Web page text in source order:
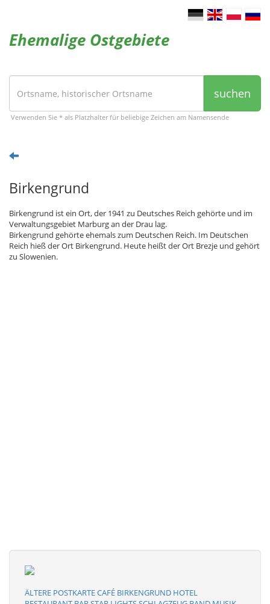
Ehemalige Ostgebiete
suchen
Verwenden Sie * als Platzhalter für beliebige Zeichen am Namensende
Birkengrund
Birkengrund ist ein Ort, der 1941 zu Deutsches Reich gehörte und im
Verwaltungsgebiet Marburg an der Drau lag.
Birkengrund gehörte ehemals zum Deutschen Reich. Im Deutschen
Reich hieß der Ort Birkengrund. Heute heißt der Ort Brezje und gehört
zu Slowenien.
ÄLTERE POSTKARTE CAFÉ BIRKENGRUND HOTEL